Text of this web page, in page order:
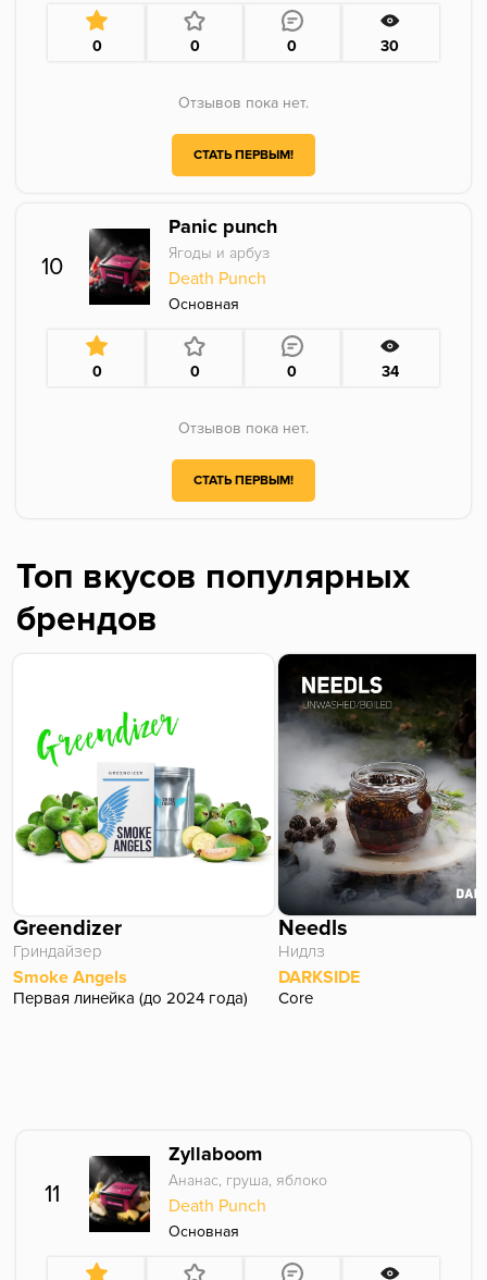
0 0 0 30
Отзывов пока нет.
СТАТЬ ПЕРВЫМ!
10
Panic punch
Ягоды и арбуз
Death Punch
Основная
0 0 0 34
Отзывов пока нет.
СТАТЬ ПЕРВЫМ!
Топ вкусов популярных
брендов
Greendizer
Гриндайзер
Smoke Angels
Первая линейка (до 2024 года)
Needls
Нидлз
DARKSIDE
Core
11
Zyllaboom
Ананас, груша, яблоко
Death Punch
Основная